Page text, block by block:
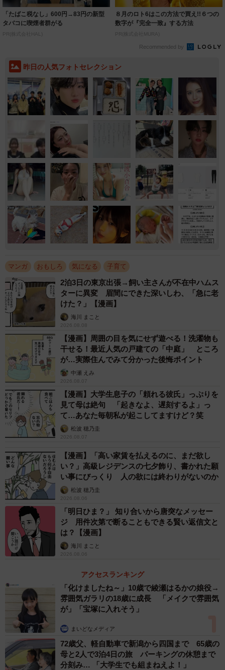
「たばこ税なし」600円→83円の新型
タバコに喫煙者群がる
PR(株式会社HAL)
８月のロト6はこの方法で買え!!６つの
数字が『完全一致』する方法
PR(株式会社MURA)
Recommended by
昨日の人気フォトセレクション
マンガ おもしろ 気になる 子育て
2泊3日の東京出張→飼い主さんが不在中ハムス
ターに異変 眉間にできた深いしわ、「急に老
けた？」【漫画】
海川 まこと
2026.08.08
【漫画】周囲の目を気にせず遊べる！洗濯物も
干せる！最近人気の戸建ての「中庭」 ところ
が…実際住んでみて分かった後悔ポイント
中瀬 えみ
2026.08.07
【漫画】大学生息子の「頼れる彼氏」っぷりを
見て母は絶句 「起きなよ、遅刻するよ」っ
て…あなた毎朝私が起こしてますけど？笑
松波 穂乃圭
2026.08.07
【漫画】「高い家賃を払えるのに、まだ欲し
い？」高級レジデンスの七夕飾り、書かれた願
い事にびっくり 人の欲には終わりがないのか
松波 穂乃圭
2026.08.06
「明日ひま？」 知り合いから唐突なメッセー
ジ 用件次第で断ることもできる賢い返信文と
は？【漫画】
海川 まこと
2026.08.06
アクセスランキング
「化けましたね～」10歳で綾瀬はるかの娘役→
雰囲気ガラリの18歳に成長 「メイクで雰囲気
が」「宝塚に入れそう」
まいどなメディア
72歳父、軽自動車で新潟から四国まで 65歳の
母と2人で3泊4日の旅 パーキングの休憩まで
分刻み… 「大学生でも組まねえよ！」